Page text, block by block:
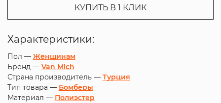
КУПИТЬ В 1 КЛИК
Характеристики:
Пол — Женщинам
Бренд — Van Mich
Страна производитель — Турция
Тип товара — Бомберы
Материал — Полиэстер